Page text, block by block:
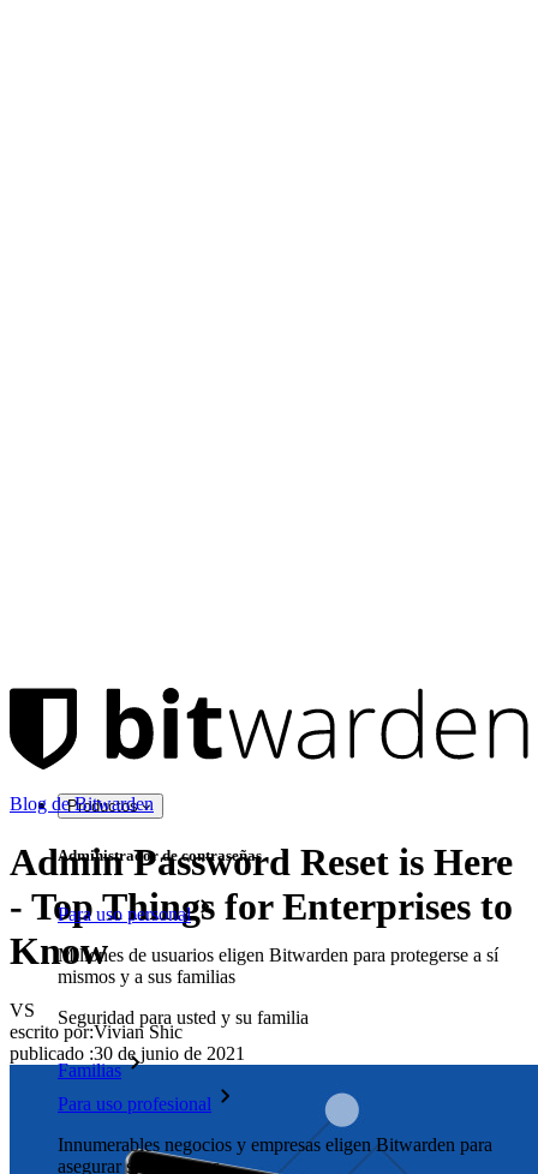
Productos
Administrador de contraseñas
Para uso personal
Millones de usuarios eligen Bitwarden para protegerse a sí
mismos y a sus familias
Seguridad para usted y su familia
Familias
Para uso profesional
Innumerables negocios y empresas eligen Bitwarden para
asegurar sus intereses
Blog de Bitwarden
Admin Password Reset is Here
- Top Things for Enterprises to
Know
VS
escrito por:Vivian Shic
publicado :30 de junio de 2021